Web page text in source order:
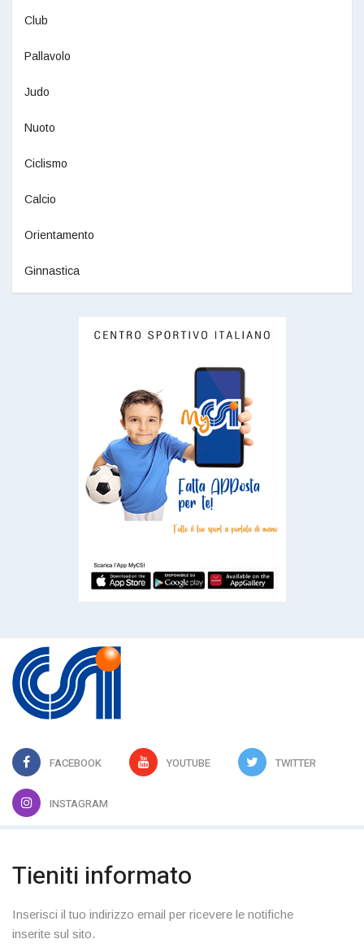
Club
Pallavolo
Judo
Nuoto
Ciclismo
Calcio
Orientamento
Ginnastica
FACEBOOK YOUTUBE TWITTER
INSTAGRAM
Tieniti informato
Inserisci il tuo indirizzo email per ricevere le notifiche
inserite sul sito.